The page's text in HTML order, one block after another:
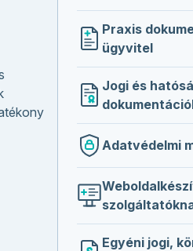
Praxis
ügyvitel
Jogi és
Adatvédelmi
Egyéni jogi,